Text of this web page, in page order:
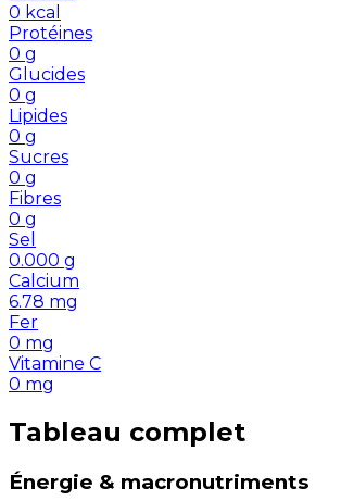
0 kcal
Protéines
0 g
Glucides
0 g
Lipides
0 g
Sucres
0 g
Fibres
0 g
Sel
0.000 g
Calcium
6.78 mg
Fer
0 mg
Vitamine C
0 mg
Tableau complet
Énergie & macronutriments